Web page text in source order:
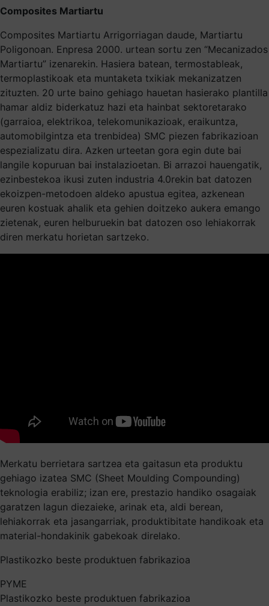
Composites Martiartu
Composites Martiartu Arrigorriagan daude, Martiartu
Poligonoan. Enpresa 2000. urtean sortu zen “Mecanizados
Martiartu” izenarekin. Hasiera batean, termostableak,
termoplastikoak eta muntaketa txikiak mekanizatzen
zituzten. 20 urte baino gehiago hauetan hasierako plantilla
hamar aldiz biderkatuz hazi eta hainbat sektoretarako
(garraioa, elektrikoa, telekomunikazioak, eraikuntza,
automobilgintza eta trenbidea) SMC piezen fabrikazioan
espezializatu dira. Azken urteetan gora egin dute bai
langile kopuruan bai instalazioetan. Bi arrazoi hauengatik,
ezinbestekoa ikusi zuten industria 4.0rekin bat datozen
ekoizpen-metodoen aldeko apustua egitea, azkenean
euren kostuak ahalik eta gehien doitzeko aukera emango
zietenak, euren helburuekin bat datozen oso lehiakorrak
diren merkatu horietan sartzeko.
Merkatu berrietara sartzea eta gaitasun eta produktu
gehiago izatea SMC (Sheet Moulding Compounding)
teknologia erabiliz; izan ere, prestazio handiko osagaiak
garatzen lagun diezaieke, arinak eta, aldi berean,
lehiakorrak eta jasangarriak, produktibitate handikoak eta
material-hondakinik gabekoak direlako.
Plastikozko beste produktuen fabrikazioa
PYME
Plastikozko beste produktuen fabrikazioa